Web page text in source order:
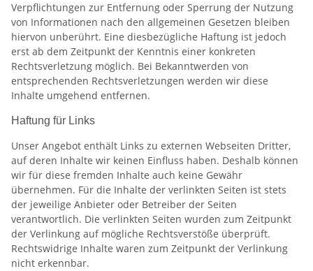
Verpflichtungen zur Entfernung oder Sperrung der Nutzung
von Informationen nach den allgemeinen Gesetzen bleiben
hiervon unberührt. Eine diesbezügliche Haftung ist jedoch
erst ab dem Zeitpunkt der Kenntnis einer konkreten
Rechtsverletzung möglich. Bei Bekanntwerden von
entsprechenden Rechtsverletzungen werden wir diese
Inhalte umgehend entfernen.
Haftung für Links
Unser Angebot enthält Links zu externen Webseiten Dritter,
auf deren Inhalte wir keinen Einfluss haben. Deshalb können
wir für diese fremden Inhalte auch keine Gewähr
übernehmen. Für die Inhalte der verlinkten Seiten ist stets
der jeweilige Anbieter oder Betreiber der Seiten
verantwortlich. Die verlinkten Seiten wurden zum Zeitpunkt
der Verlinkung auf mögliche Rechtsverstöße überprüft.
Rechtswidrige Inhalte waren zum Zeitpunkt der Verlinkung
nicht erkennbar.